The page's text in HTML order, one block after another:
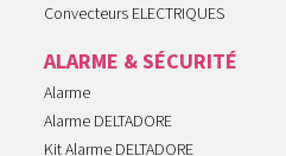
Convecteurs ELECTRIQUES
ALARME & SÉCURITÉ
Alarme
Alarme DELTADORE
Kit Alarme DELTADORE